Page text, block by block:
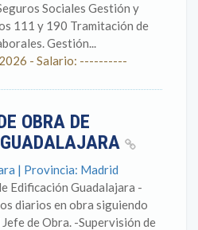
Sociales Gestión y
111 y 190 Tramitación de
Gestión...
- Salario: ----------
OBRA DE
| Provincia: Madrid
Edificación Guadalajara -
diarios en obra siguiendo
de Obra. -Supervisión de